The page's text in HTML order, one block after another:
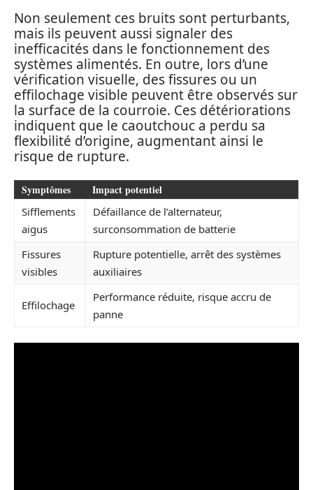
Non seulement ces bruits sont perturbants,
mais ils peuvent aussi signaler des
inefficacités dans le fonctionnement des
systèmes alimentés. En outre, lors d’une
vérification visuelle, des fissures ou un
effilochage visible peuvent être observés sur
la surface de la courroie. Ces détériorations
indiquent que le caoutchouc a perdu sa
flexibilité d’origine, augmentant ainsi le
risque de rupture.
Symptômes Impact potentiel
Sifflements
aigus
Défaillance de l’alternateur,
surconsommation de batterie
Fissures
visibles
Rupture potentielle, arrêt des systèmes
auxiliaires
Effilochage
Performance réduite, risque accru de
panne